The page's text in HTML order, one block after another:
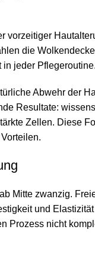
vorzeitiger
die
in jeder
Abwehr der
Resultate:
Zellen. Diese
Mitte zwanzig.
und
Prozess nicht